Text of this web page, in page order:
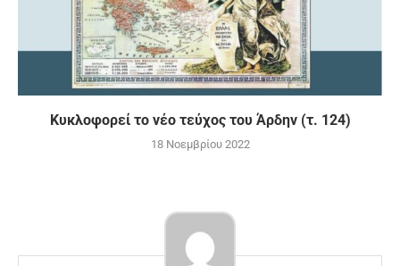
Κυκλοφορεί το νέο τεύχος του Άρδην (τ. 124)
18 Νοεμβρίου 2022